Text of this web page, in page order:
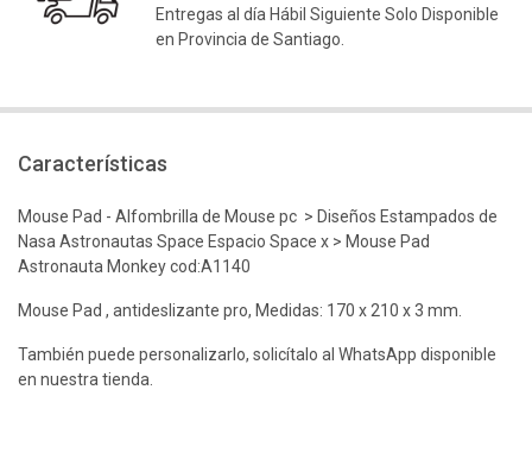
Entregas al día Hábil Siguiente Solo Disponible
en Provincia de Santiago.
Características
Mouse Pad - Alfombrilla de Mouse pc > Diseños Estampados de
Nasa Astronautas Space Espacio Space x > Mouse Pad
Astronauta Monkey cod:A1140
Mouse Pad , antideslizante pro, Medidas: 170 x 210 x 3 mm.
También puede personalizarlo, solicítalo al WhatsApp disponible
en nuestra tienda.